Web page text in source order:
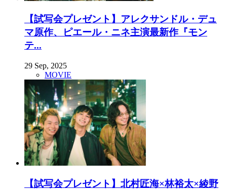
【試写会プレゼント】アレクサンドル・デュ
マ原作、ピエール・ニネ主演最新作『モン
テ...
29 Sep, 2025
MOVIE
【試写会プレゼント】北村匠海×林裕太×綾野